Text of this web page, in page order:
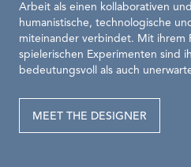
Arbeit als einen kollaborativen
humanistische, technologische
miteinander verbindet. Mit ihrem
spielerischen Experimenten sind
bedeutungsvoll als auch
MEET THE DESIGNER